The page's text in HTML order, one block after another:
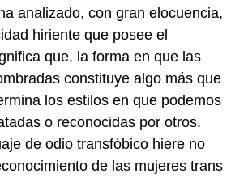
analizado, con gran elocuencia,
hiriente que posee el
que, la forma en que las
constituye algo más que
los estilos en que podemos
o reconocidas por otros.
de odio transfóbico hiere no
de las mujeres trans